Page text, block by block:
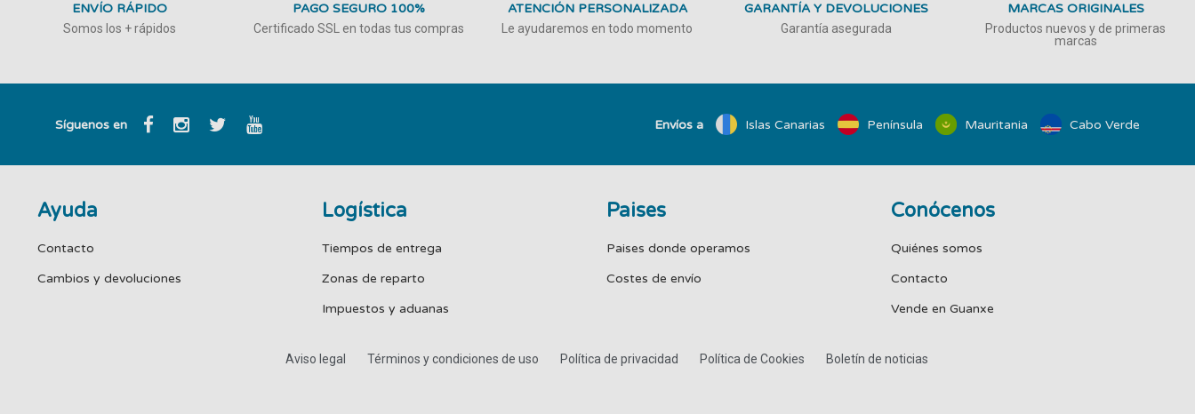
ENVÍO RÁPIDO
Somos los + rápidos
PAGO SEGURO 100%
Certificado SSL en todas tus compras
ATENCIÓN PERSONALIZADA
Le ayudaremos en todo momento
GARANTÍA Y DEVOLUCIONES
Garantía asegurada
MARCAS ORIGINALES
Productos nuevos y de primeras
marcas
Síguenos en Envíos a Islas Canarias Península Mauritania Cabo Verde
Ayuda
Contacto
Cambios y devoluciones
Logística
Tiempos de entrega
Zonas de reparto
Impuestos y aduanas
Paises
Paises donde operamos
Costes de envío
Conócenos
Quiénes somos
Contacto
Vende en Guanxe
Aviso legal Términos y condiciones de uso Política de privacidad Política de Cookies Boletín de noticias